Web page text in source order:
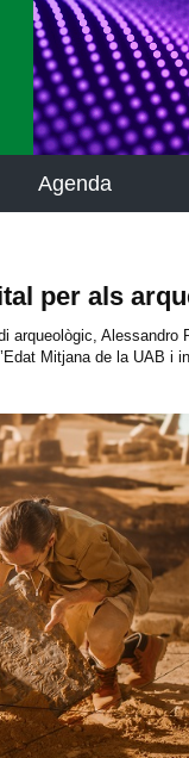
Agenda
per als
arqueològic, Alessandro
Mitjana de la UAB i